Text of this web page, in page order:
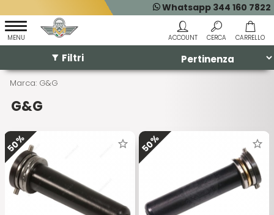
Whatsapp 344 160 7822
Marca: G&G
G&G
Filtri
50% 50%